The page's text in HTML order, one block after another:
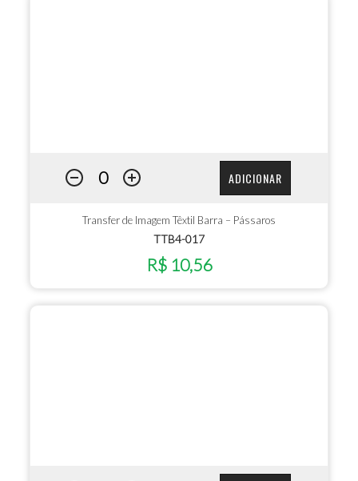
ADICIONAR
Transfer de Imagem Têxtil Barra – Pássaros
TTB4-017
R$ 10,56